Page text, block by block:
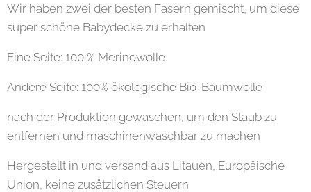
Wir haben zwei der besten Fasern gemischt, um diese
super schöne Babydecke zu erhalten
Eine Seite: 100 % Merinowolle
Andere Seite: 100% ökologische Bio-Baumwolle
nach der Produktion gewaschen, um den Staub zu
entfernen und maschinenwaschbar zu machen
Hergestellt in und versand aus Litauen, Europäische
Union, keine zusätzlichen Steuern